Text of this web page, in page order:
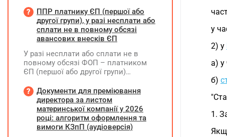
у
2) у
а) у
б)
1.
згідно з нормами КЗпП?
ППР платнику ЄП (першої або
другої групи), у разі несплати або
сплати не в повному обсязі
авансових внесків ЄП
У разі несплати або сплати не в
повному обсязі ФОП – платником
ЄП (першої або другої групи)
за результатами акта перевірки
щодо таких виявлених порушень
визначається сума штрафу та
складається ППР за формою «Ш»
Документи для преміювання
директора за листом
материнської компанії у 2026
році: алгоритм оформлення та
вимоги КЗпП (аудіоверсія)